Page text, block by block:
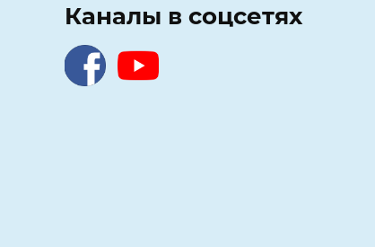
Каналы в соцсетях